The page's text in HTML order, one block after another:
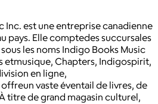
Inc. est une entreprise canadienne
pays. Elle comptedes succursales
les noms Indigo Books Music
etmusique, Chapters, Indigospirit,
en ligne,
vaste éventail de livres, de
titre de grand magasin culturel,